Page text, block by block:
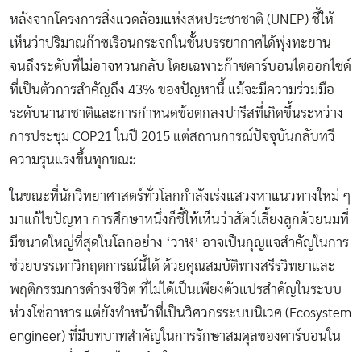
หลังจากโครงการสิ่งแวดล้อมแห่งสหประชาชาติ (UNEP) ชี้ให้
เห็นว่าปริมาณก๊าซเรือนกระจกในชั้นบรรยากาศได้พุ่งทะยาน
จนถึงระดับที่ไม่อาจหวนกลับ โดยเฉพาะก๊าซคาร์บอนไดออกไซด์
ที่เป็นตัวการสำคัญถึง 43% ของปัญหานี้ แม้จะมีความร่วมมือ
ระดับนานาชาติและการกำหนดข้อตกลงปารีสที่เกิดขึ้นระหว่าง
การประชุม COP21
ในปี 2015 แต่สถานการณ์ปัจจุบันกลับทวี
ความรุนแรงขึ้นทุกขณะ
ในขณะที่นักวิทยาศาสตร์ทั่วโลกกำลังเร่งแสวงหาแนวทางใหม่ ๆ
มาแก้ไขปัญหา การศึกษาหนึ่งก็ชี้ให้เห็นว่าสัตว์เลี้ยงลูกด้วยนมที่
มีขนาดใหญ่ที่สุดในโลกอย่าง ‘วาฬ’ อาจเป็นกุญแจสำคัญในการ
ช่วยบรรเทาวิกฤตการณ์นี้ได้ ด้วยคุณสมบัติทางสรีรวิทยาและ
พฤติกรรมการดำรงชีวิต ที่ไม่ได้เป็นเพียงตัวแปรสำคัญในระบบ
ห่วงโซ่อาหาร แต่ยังทำหน้าที่เป็นวิศวกรระบบนิเวศ (Ecosystem
engineer) ที่มีบทบาทสำคัญในการรักษาสมดุลของคาร์บอนใน